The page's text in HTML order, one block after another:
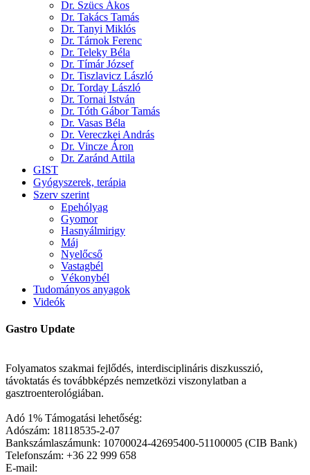
Dr. Szücs Ákos
Dr. Takács Tamás
Dr. Tanyi Miklós
Dr. Tárnok Ferenc
Dr. Teleky Béla
Dr. Tímár József
Dr. Tiszlavicz László
Dr. Torday László
Dr. Tornai István
Dr. Tóth Gábor Tamás
Dr. Vasas Béla
Dr. Vereczkei András
Dr. Vincze Áron
Dr. Zaránd Attila
GIST
Gyógyszerek, terápia
Szerv szerint
Epehólyag
Gyomor
Hasnyálmirigy
Máj
Nyelőcső
Vastagbél
Vékonybél
Tudományos anyagok
Videók
Gastro Update
Folyamatos szakmai fejlődés, interdisciplináris diszkusszió,
távoktatás és továbbképzés nemzetközi viszonylatban a
gasztroenterológiában.
Adó 1% Támogatási lehetőség:
Adószám: 18118535-2-07
Bankszámlaszámunk: 10700024-42695400-51100005 (CIB Bank)
Telefonszám: +36 22 999 658
E-mail: